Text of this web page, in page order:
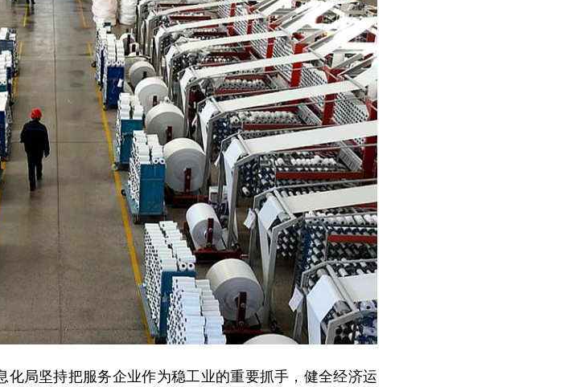
局坚持把服务企业作为稳工业的重要抓手，健全经济运